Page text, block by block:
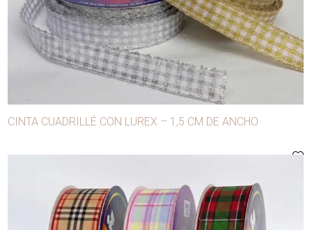
- Avíos de confección
- Carnaval
- Manualidades y decoración
Agujas
Apliques
Aros
CINTA CUADRILLÉ CON LUREX – 1,5 CM DE ANCHO